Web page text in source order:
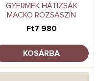
GYERMEK HÁTIZSÁK
MACKO RÓZSASZÍN
Ft7 980
KOSÁRBA